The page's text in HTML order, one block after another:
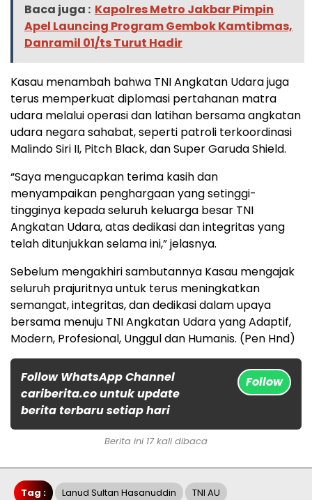
Baca juga : Kapolres Metro Jakbar Pimpin
Apel Launcing Program Gembok Kamtibmas,
Danramil 01/ts Turut Hadir
Kasau menambah bahwa TNI Angkatan Udara juga
terus memperkuat diplomasi pertahanan matra
udara melalui operasi dan latihan bersama angkatan
udara negara sahabat, seperti patroli terkoordinasi
Malindo Siri II, Pitch Black, dan Super Garuda Shield.
“Saya mengucapkan terima kasih dan
menyampaikan penghargaan yang setinggi-
tingginya kepada seluruh keluarga besar TNI
Angkatan Udara, atas dedikasi dan integritas yang
telah ditunjukkan selama ini,” jelasnya.
Sebelum mengakhiri sambutannya Kasau mengajak
seluruh prajuritnya untuk terus meningkatkan
semangat, integritas, dan dedikasi dalam upaya
bersama menuju TNI Angkatan Udara yang Adaptif,
Modern, Profesional, Unggul dan Humanis. (Pen Hnd)
Follow WhatsApp Channel
cariberita.co untuk update
berita terbaru setiap hari
Follow
Berita ini 17 kali dibaca
Tag : Lanud Sultan Hasanuddin TNI AU